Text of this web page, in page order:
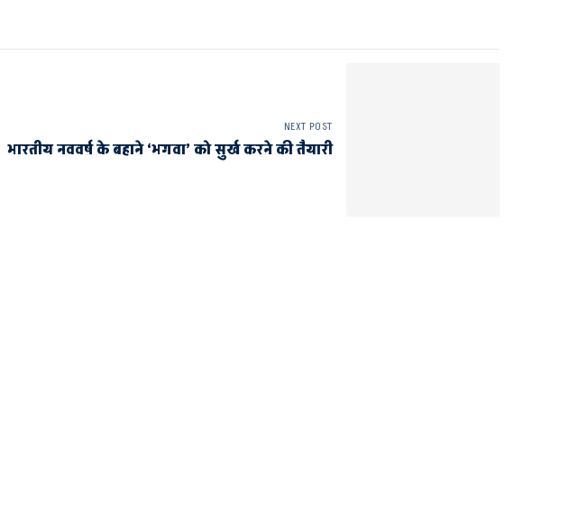
NEXT POST
भारतीय नववर्ष के बहाने ‘भगवा’ को सुर्ख करने की तैयारी